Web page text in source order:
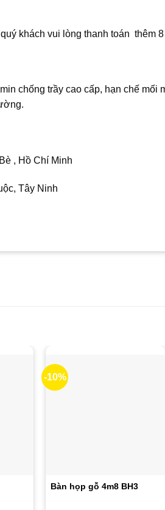
khách vui lòng thanh toán thêm
chống trầy cao cấp, hạn chế mối
, Hồ Chí Minh
Tây Ninh
-10%
Bàn họp gỗ 4m8 BH3